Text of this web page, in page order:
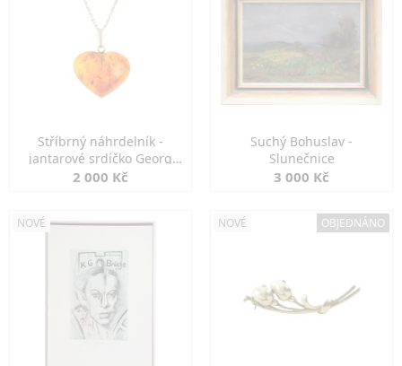
Stříbrný náhrdelník -
jantarové srdíčko Georg
Kramer
2 000 Kč
Suchý Bohuslav -
Slunečnice
3 000 Kč
NOVÉ NOVÉ OBJEDNÁNO